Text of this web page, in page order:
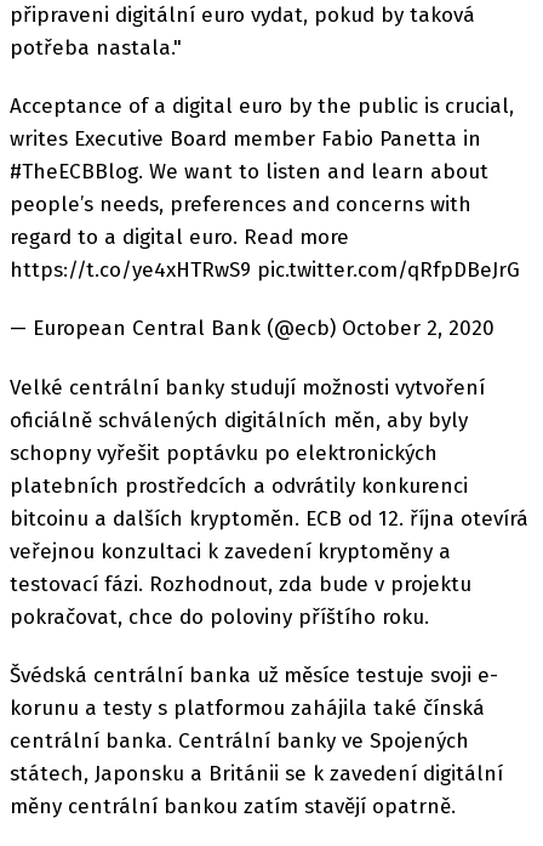
připraveni digitální euro vydat, pokud by taková
potřeba nastala."
Acceptance of a digital euro by the public is crucial,
writes Executive Board member Fabio Panetta in
#TheECBBlog. We want to listen and learn about
people’s needs, preferences and concerns with
regard to a digital euro. Read more
https://t.co/ye4xHTRwS9 pic.twitter.com/qRfpDBeJrG
— European Central Bank (@ecb) October 2, 2020
Velké centrální banky studují možnosti vytvoření
oficiálně schválených digitálních měn, aby byly
schopny vyřešit poptávku po elektronických
platebních prostředcích a odvrátily konkurenci
bitcoinu a dalších kryptoměn. ECB od 12. října otevírá
veřejnou konzultaci k zavedení kryptoměny a
testovací fázi. Rozhodnout, zda bude v projektu
pokračovat, chce do poloviny příštího roku.
Švédská centrální banka už měsíce testuje svoji e-
korunu a testy s platformou zahájila také čínská
centrální banka. Centrální banky ve Spojených
státech, Japonsku a Británii se k zavedení digitální
měny centrální bankou zatím stavějí opatrně.